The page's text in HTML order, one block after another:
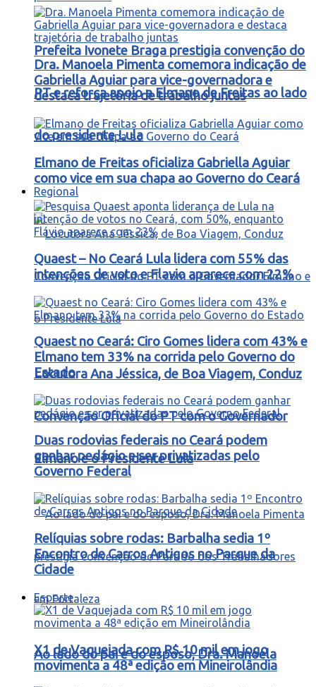
Prefeita Ivonete Braga prestigia convenção do
PT e reforça apoio a Elmano de Freitas ao lado
do presidente Lula
Regional
Locutora Ana Jéssica, de Boa Viagem, Conduz
Convenção Oficial do PT com o Governador
Elmano e o Presidente Lula
Ao lado do pai e do esposo, Dra. Manoela
Dra. Manoela Pimenta comemora indicação de
Gabriella Aguiar para vice-governadora e
destaca trajetória de trabalho juntas
Elmano de Freitas oficializa Gabriella Aguiar
como vice em sua chapa ao Governo do Ceará
Quaest – No Ceará Lula lidera com 55% das
intenções de voto e Flavio aparece com 22%
Quaest no Ceará: Ciro Gomes lidera com 43% e
Elmano tem 33% na corrida pelo Governo do
Estado
Duas rodovias federais no Ceará podem
ganhar pedágio e ser privatizadas pelo
Governo Federal
Relíquias sobre rodas: Barbalha sedia 1º
Encontro de Carros Antigos no Parque da
Cidade
Esporte
X1 de Vaquejada com R$ 10 mil em jogo
movimenta a 48ª edição em Mineirolândia